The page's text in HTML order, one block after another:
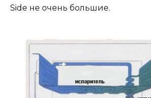
Side не очень большие.